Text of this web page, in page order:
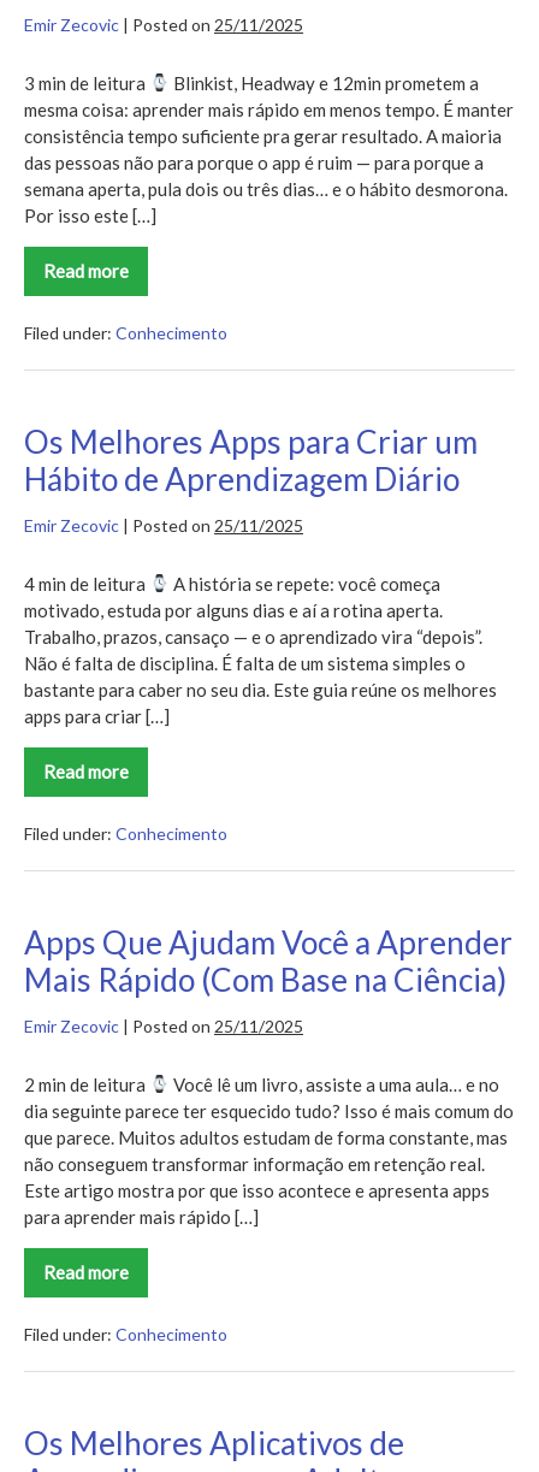
Emir Zecovic | Posted on 25/11/2025
3 min de leitura
Blinkist, Headway e 12min prometem a
mesma coisa: aprender mais rápido em menos tempo. É manter
consistência tempo suficiente pra gerar resultado. A maioria
das pessoas não para porque o app é ruim — para porque a
semana aperta, pula dois ou três dias… e o hábito desmorona.
Por isso este […]
Read more
Headway
vs
vs
Qual
Você
a
Aprender?
Filed under: Conhecimento
Os Melhores Apps para Criar um
Hábito de Aprendizagem Diário
Emir Zecovic | Posted on 25/11/2025
4 min de leitura
A história se repete: você começa
motivado, estuda por alguns dias e aí a rotina aperta.
Trabalho, prazos, cansaço — e o aprendizado vira “depois”.
Não é falta de disciplina. É falta de um sistema simples o
bastante para caber no seu dia. Este guia reúne os melhores
apps para criar […]
Read more
Os
Melhores
para
um
Diário
Filed under: Conhecimento
Apps Que Ajudam Você a Aprender
Mais Rápido (Com Base na Ciência)
Emir Zecovic | Posted on 25/11/2025
2 min de leitura
Você lê um livro, assiste a uma aula… e no
dia seguinte parece ter esquecido tudo? Isso é mais comum do
que parece. Muitos adultos estudam de forma constante, mas
não conseguem transformar informação em retenção real.
Este artigo mostra por que isso acontece e apresenta apps
para aprender mais rápido […]
Read more
Apps
Que
Você
Aprender
Base
na
Filed under: Conhecimento
Os Melhores Aplicativos de